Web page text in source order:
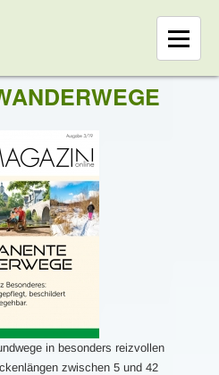
in besonders reizvollen
zwischen 5 und 42